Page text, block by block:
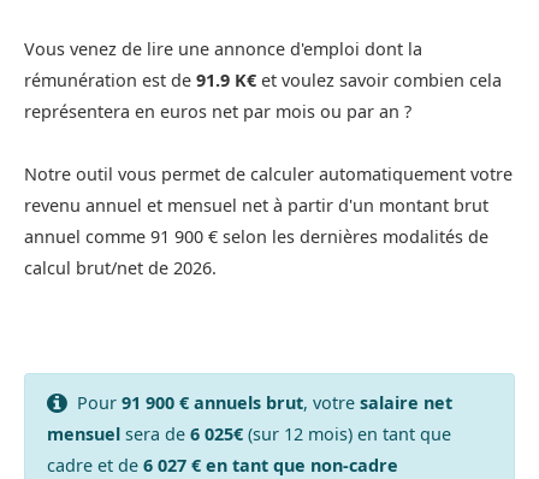
Vous venez de lire une annonce d'emploi dont la
rémunération est de 91.9 K€ et voulez savoir combien cela
représentera en euros net par mois ou par an ?
Notre outil vous permet de calculer automatiquement votre
revenu annuel et mensuel net à partir d'un montant brut
annuel comme 91 900 € selon les dernières modalités de
calcul brut/net de 2026.
Pour 91 900 € annuels brut, votre salaire net
mensuelsera de 6 025€(sur 12 mois) en tant que
cadre et de 6 027 € en tant que non-cadre